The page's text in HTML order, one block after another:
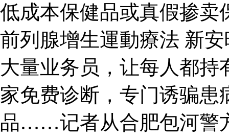
低成本保健品或真假掺卖
前列腺增生運動療法 新
大量业务员，让每人都持
家免费诊断，专门诱骗
品……记者从合肥包河警